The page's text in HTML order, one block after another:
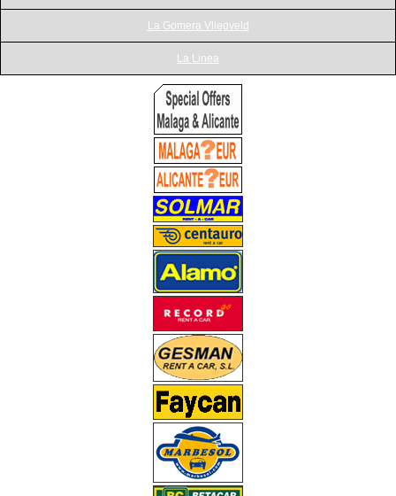
La Gomera Vliegveld
La Linea